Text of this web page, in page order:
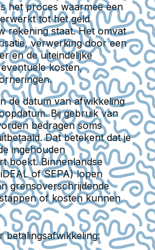
het proces waarmee een
tot het geld
rekening staat. Het omvat
verwerking door een
en de uiteindelijke
kosten,
de datum van afwikkeling
Bij gebruik van
bedragen soms
Dat betekent dat je
ingehouden
boekt. Binnenlandse
of SEPA) lopen
grensoverschrijdende
of kosten kunnen
betalingsafwikkeling: